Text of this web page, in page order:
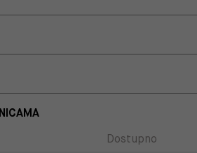
Dostupno